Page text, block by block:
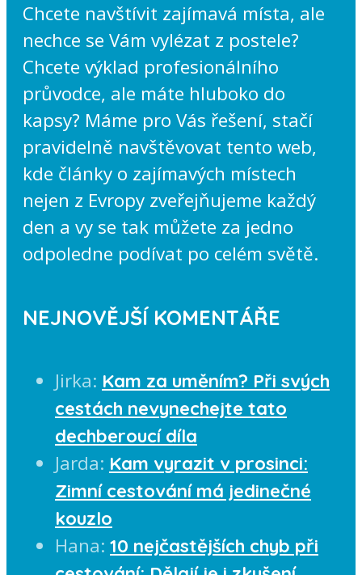
Chcete navštívit zajímavá místa, ale
nechce se Vám vylézat z postele?
Chcete výklad profesionálního
průvodce, ale máte hluboko do
kapsy? Máme pro Vás řešení, stačí
pravidelně navštěvovat tento web,
kde články o zajímavých místech
nejen z Evropy zveřejňujeme každý
den a vy se tak můžete za jedno
odpoledne podívat po celém světě.
NEJNOVĚJŠÍ KOMENTÁŘE
Jirka: Kam za uměním? Při svých
cestách nevynechejte tato
dechberoucí díla
Jarda: Kam vyrazit v prosinci:
Zimní cestování má jedinečné
kouzlo
Hana: 10 nejčastějších chyb při